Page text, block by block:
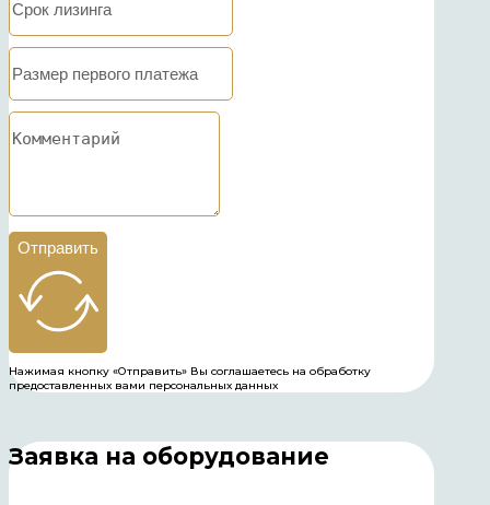
Отправить
Нажимая кнопку «Отправить» Вы соглашаетесь на обработку
предоставленных вами персональных данных
Заявка на оборудование